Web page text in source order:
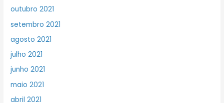
outubro 2021
setembro 2021
agosto 2021
julho 2021
junho 2021
maio 2021
abril 2021